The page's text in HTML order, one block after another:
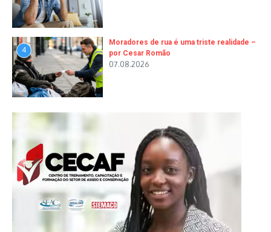
4
Moradores de rua é uma triste realidade –
por Cesar Romão
07.08.2026